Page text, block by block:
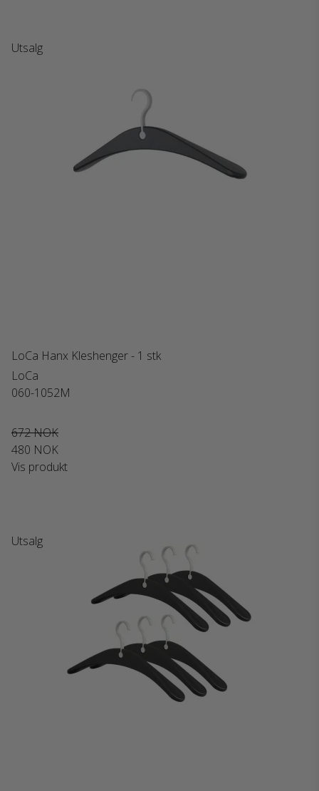
Utsalg
LoCa Hanx Kleshenger - 1 stk
LoCa
060-1052M
672 NOK
480 NOK
Vis produkt
Utsalg